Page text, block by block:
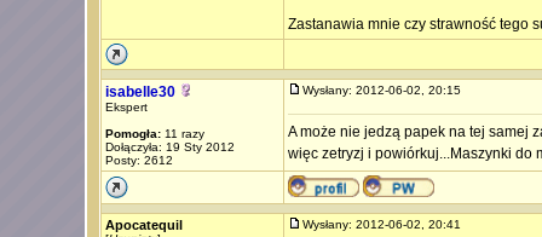
Zastanawia mnie czy strawność tego
isabelle30
Ekspert
Pomogła:11 razy
Dołączyła: 19 Sty 2012
Posty: 2612
Wysłany: 2012-06-02, 20:15
A może nie jedzą papek na tej samej
więc zetryzj i powiórkuj...Maszynki do
Apocatequil Wysłany: 2012-06-02, 20:41